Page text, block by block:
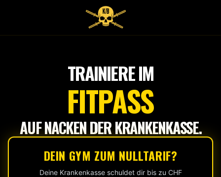
Tap
to
TRAINIERE IM
FITPASS
AUF NACKEN DER KRANKENKASSE.
DEIN GYM ZUM NULLTARIF?
Deine Krankenkasse schuldet dir bis zu CHF